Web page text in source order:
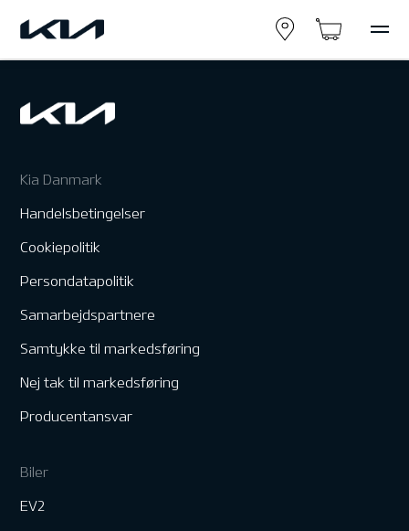
Kia Danmark
Handelsbetingelser
Cookiepolitik
Persondatapolitik
Samarbejdspartnere
Samtykke til markedsføring
Nej tak til markedsføring
Producentansvar
Biler
EV2